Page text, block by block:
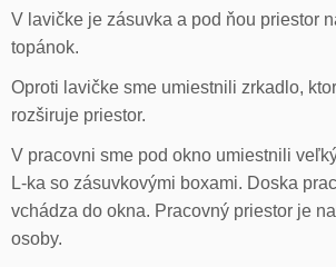
V lavičke je zásuvka a pod ňou priestor
topánok.
Oproti lavičke sme umiestnili zrkadlo,
rozširuje priestor.
V pracovni sme pod okno umiestnili
L-ka so zásuvkovými boxami. Doska
vchádza do okna. Pracovný priestor je
osoby.